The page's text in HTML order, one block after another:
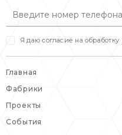
вс: выходной
Я даю согласие на обработку
Главная
Фабрики
Проекты
События